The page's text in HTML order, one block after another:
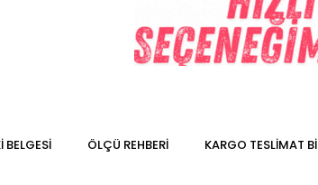
BELGESİ ÖLÇÜ REHBERI KARGO TESLIMAT